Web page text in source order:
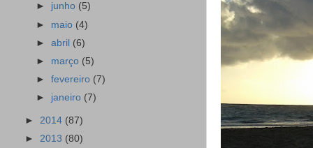
► junho (5)
► maio (4)
►abril (6)
► março (5)
►fevereiro (7)
► janeiro (7)
► 2014 (87)
► 2013 (80)